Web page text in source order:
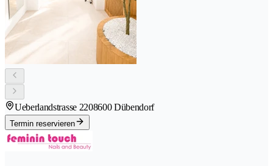
Ueberlandstrasse 2208600 Dübendorf
Termin reservieren